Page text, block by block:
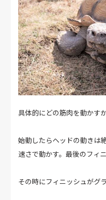
具体的にどの筋肉を動かす
始動したらヘッドの動きは
速さで動かす。最後のフィ
その時にフィニッシュがグ